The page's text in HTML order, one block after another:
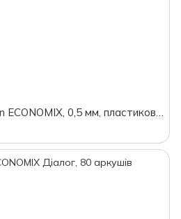
Ручка кулькова Ice Pen ECONOMIX, 0,5 мм, пластиковий корпус, синій